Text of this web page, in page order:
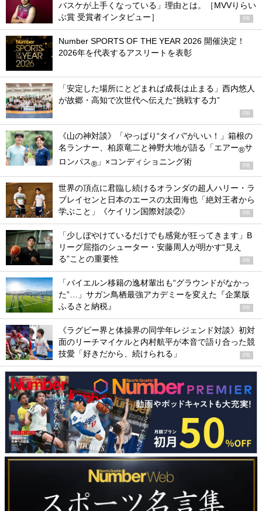
バスケが上手くなっている」理由とは。［MVVりらい
ぶ賞 受賞者インタビュー］
PR
Number SPORTS OF THE YEAR 2026 開催決定！
2026年を代表するアスリートを表彰
「安定した場所にとどまれば成長は止まる」西内悠人
が故郷・高知で次世代へ伝えた“挑戦する力”
PR
《山の神対談》「やっぱり“タイパ”がいい！」箱根の
名ランナー、柏原竜二と神野大地が語る「エアー®サ
ロンパス® 」×コンディショニング術 PR
世界の頂点に君臨し続けるオランダの超人ハリー・ラ
ブレイセンと日本のエースの太田海也「絶対王者から
学ぶこと」《ケイリン国際対談②》
PR
「少しぼやけているだけでも感覚が狂ってきます」B
リーグ屈指のシューター・安藤周人が明かす“見え
る”ことの重要性
PR
「バイエルン移籍の逸材輩出も“グラウンドがなかっ
た”…」サガン鳥栖最強アカデミーを変えた『企業版
ふるさと納税』
PR
《ラグビー界と体操界の同学年レジェンド対談》初対
面のリーチマイケルと内村航平が本音で語り合った競
技愛「好きだから、続けられる」
PR